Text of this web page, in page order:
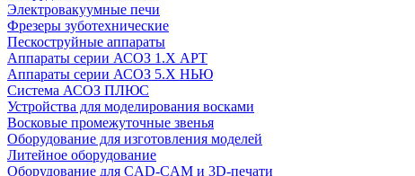
Электровакуумные печи
Фрезеры зуботехнические
Пескоструйные аппараты
Аппараты серии АСОЗ 1.Х АРТ
Аппараты серии АСОЗ 5.Х НЬЮ
Система АСОЗ ПЛЮС
Устройства для моделирования восками
Восковые промежуточные звенья
Оборудование для изготовления моделей
Литейное оборудование
Оборудование для CAD-CAM и 3D-печати